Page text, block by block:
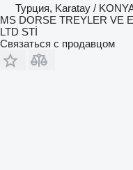
Турция, Karatay /
MS DORSE TREYLER VE
LTD STİ
Связаться с продавцом